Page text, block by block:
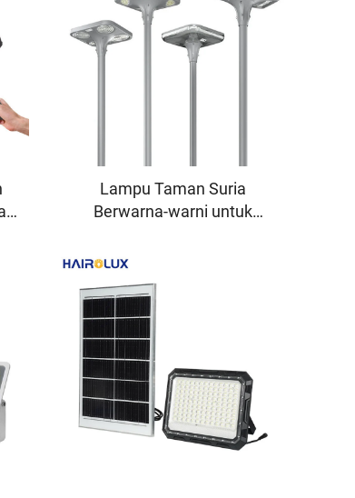
Lampu Taman Suria
Berwarna-warni untuk
Berkecekapan Tinggi yang
Disesuaikan di Zhongshan